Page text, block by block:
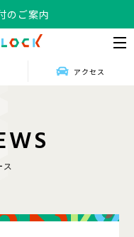
のご案内
アクセス
WS